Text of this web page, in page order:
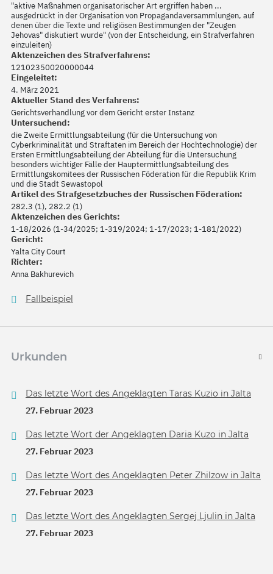
"aktive Maßnahmen organisatorischer Art ergriffen haben ...
ausgedrückt in der Organisation von Propagandaversammlungen, auf
denen über die Texte und religiösen Bestimmungen der "Zeugen
Jehovas" diskutiert wurde" (von der Entscheidung, ein Strafverfahren
einzuleiten)
Aktenzeichen des Strafverfahrens:
12102350020000044
Eingeleitet:
4. März 2021
Aktueller Stand des Verfahrens:
Gerichtsverhandlung vor dem Gericht erster Instanz
Untersuchend:
die Zweite Ermittlungsabteilung (für die Untersuchung von
Cyberkriminalität und Straftaten im Bereich der Hochtechnologie) der
Ersten Ermittlungsabteilung der Abteilung für die Untersuchung
besonders wichtiger Fälle der Hauptermittlungsabteilung des
Ermittlungskomitees der Russischen Föderation für die Republik Krim
und die Stadt Sewastopol
Artikel des Strafgesetzbuches der Russischen Föderation:
282.3 (1), 282.2 (1)
Aktenzeichen des Gerichts:
1-18/2026 (1-34/2025; 1-319/2024; 1-17/2023; 1-181/2022)
Gericht:
Yalta City Court
Richter:
Anna Bakhurevich
Fallbeispiel
Urkunden
Das letzte Wort des Angeklagten Taras Kuzio in Jalta
27. Februar 2023
Das letzte Wort der Angeklagten Daria Kuzo in Jalta
27. Februar 2023
Das letzte Wort des Angeklagten Peter Zhilzow in Jalta
27. Februar 2023
Das letzte Wort des Angeklagten Sergej Ljulin in Jalta
27. Februar 2023